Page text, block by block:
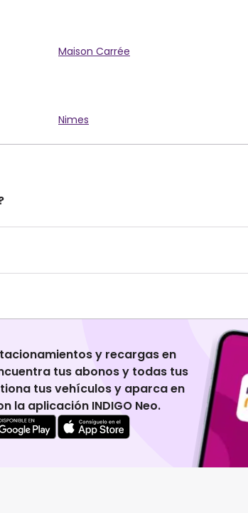
Maison Carrée
Nimes
y recargas en
tus abonos y todas tus
tus vehículos y aparca en
la aplicación INDIGO Neo.